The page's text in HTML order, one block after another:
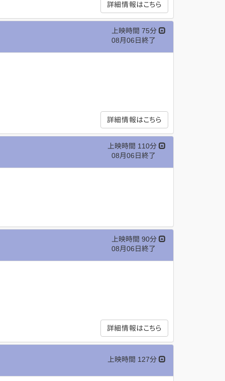
詳細情報はこちら
上映時間 75分
08月06日終了
詳細情報はこちら
上映時間 110分
08月06日終了
上映時間 90分
08月06日終了
詳細情報はこちら
上映時間 127分